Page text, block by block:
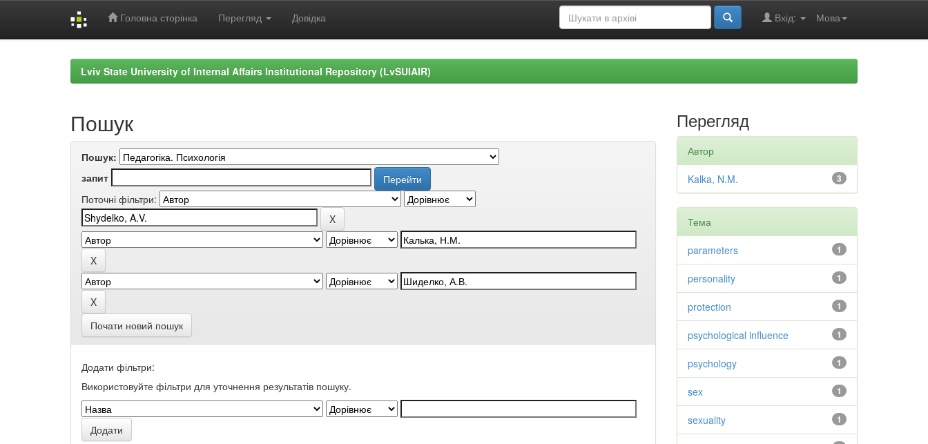
Головна сторінка Перегляд Довідка Мова
Вхід:
Lviv State University of Internal Affairs Institutional Repository (LvSUIAIR)
Пошук
Пошук:
запит
Поточні фільтри:
Почати новий пошук
Додати фільтри:
Використовуйте фільтри для уточнення результатів пошуку.
Перегляд
Автор
3
Kalka, N.M.
Тема
1
parameters
1
personality
1
protection
1
psychological influence
1
psychology
1
sex
1
sexuality